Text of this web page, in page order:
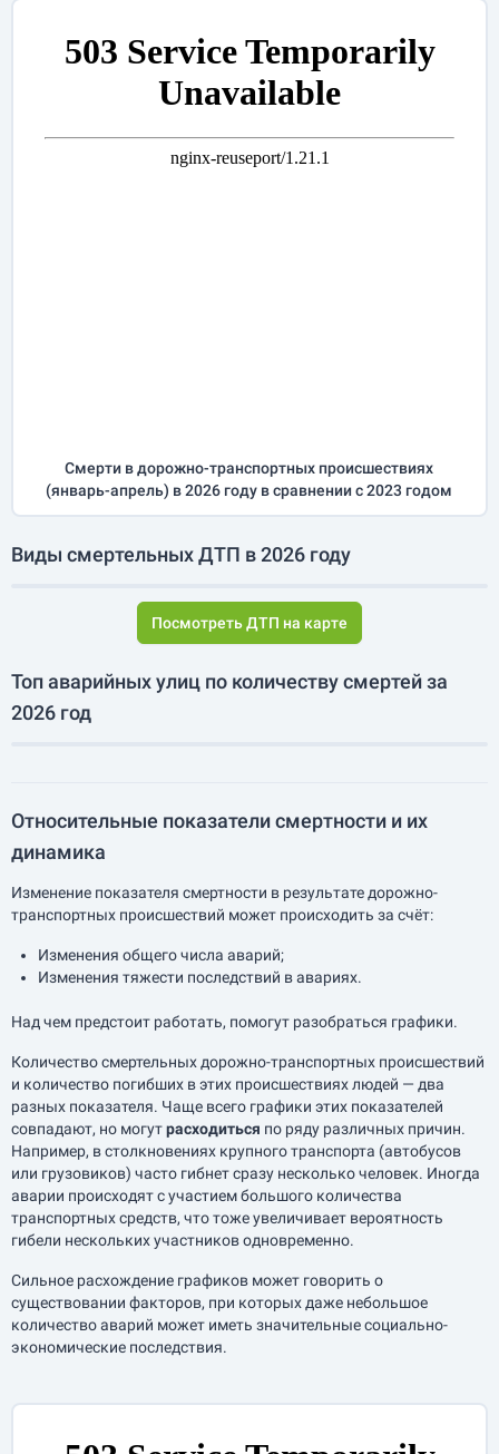
Смерти в дорожно-транспортных происшествиях
(январь-апрель) в 2026 году в сравнении с 2023 годом
Виды смертельных ДТП в 2026 году
Посмотреть ДТП на карте
Топ аварийных улиц по количеству смертей за
2026 год
Относительные показатели смертности и их
динамика
Изменение показателя смертности в результате дорожно-
транспортных происшествий может происходить за счёт:
Изменения общего числа аварий;
Изменения тяжести последствий в авариях.
Над чем предстоит работать, помогут разобраться графики.
Количество смертельных дорожно-транспортных происшествий
и количество погибших в этих происшествиях людей — два
разных показателя. Чаще всего графики этих показателей
совпадают, но могутрасходиться по ряду различных причин.
Например, в столкновениях крупного транспорта (автобусов
или грузовиков) часто гибнет сразу несколько человек. Иногда
аварии происходят с участием большого количества
транспортных средств, что тоже увеличивает вероятность
гибели нескольких участников одновременно.
Сильное расхождение графиков может говорить о
существовании факторов, при которых даже небольшое
количество аварий может иметь значительные социально-
экономические последствия.